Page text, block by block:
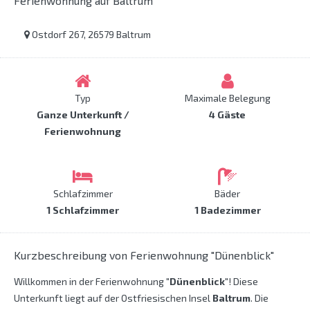
Ostdorf 267, 26579 Baltrum
Typ
Ganze Unterkunft /
Ferienwohnung
Maximale Belegung
4 Gäste
Schlafzimmer
1 Schlafzimmer
Bäder
1 Badezimmer
Kurzbeschreibung von Ferienwohnung "Dünenblick"
Willkommen in der Ferienwohnung"Dünenblick"! Diese
Unterkunft liegt auf der Ostfriesischen Insel Baltrum. Die